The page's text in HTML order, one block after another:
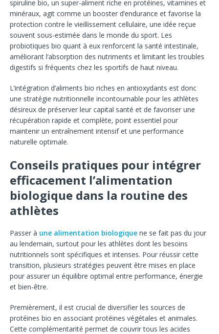
spiruline bio, un super-aliment riche en protéines, vitamines et
minéraux, agit comme un booster d’endurance et favorise la
protection contre le vieillissement cellulaire, une idée reçue
souvent sous-estimée dans le monde du sport. Les
probiotiques bio quant à eux renforcent la santé intestinale,
améliorant l’absorption des nutriments et limitant les troubles
digestifs si fréquents chez les sportifs de haut niveau.
L’intégration d’aliments bio riches en antioxydants est donc
une stratégie nutritionnelle incontournable pour les athlètes
désireux de préserver leur capital santé et de favoriser une
récupération rapide et complète, point essentiel pour
maintenir un entraînement intensif et une performance
naturelle optimale.
Conseils pratiques pour intégrer
efficacement l’alimentation
biologique dans la routine des
athlètes
Passer à une alimentation biologique ne se fait pas du jour
au lendemain, surtout pour les athlètes dont les besoins
nutritionnels sont spécifiques et intenses. Pour réussir cette
transition, plusieurs stratégies peuvent être mises en place
pour assurer un équilibre optimal entre performance, énergie
et bien-être.
Premièrement, il est crucial de diversifier les sources de
protéines bio en associant protéines végétales et animales.
Cette complémentarité permet de couvrir tous les acides